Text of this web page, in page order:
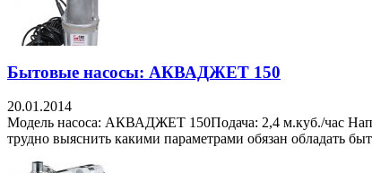
Бытовые насосы: АКВАДЖЕТ 150
20.01.2014
Модель насоса: АКВАДЖЕТ 150Подача: 2,4 м.куб./час
трудно выяснить какими параметрами обязан обладать